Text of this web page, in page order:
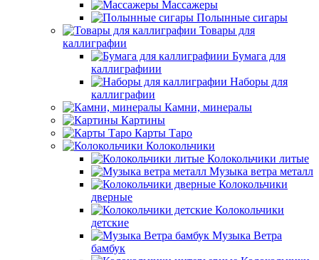
Массажеры
Полынные сигары
Товары для
каллиграфии
Бумага для
каллиграфиии
Наборы для
каллиграфии
Камни, минералы
Картины
Карты Таро
Колокольчики
Колокольчики литые
Музыка ветра металл
Колокольчики
дверные
Колокольчики
детские
Музыка Ветра
бамбук